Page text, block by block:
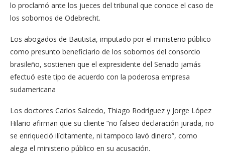
lo proclamó ante los jue­ces del tribunal que cono­ce el caso de
los sobornos de Odebrecht.
Los abogados de Bautista, imputado por el ministe­rio público
como presunto beneficiario de los sobor­nos del consorcio
brasile­ño, sostienen que el expre­sidente del Senado jamás
efectuó este tipo de acuer­do con la poderosa empre­sa
sudamericana
Los doctores Carlos Salce­do, Thiago Rodríguez y Jor­ge López
Hilario afirman que su cliente “no falseo de­claración jurada, no
se enri­queció ilícitamente, ni tam­poco lavó dinero”, como
alega el ministerio público en su acusación.